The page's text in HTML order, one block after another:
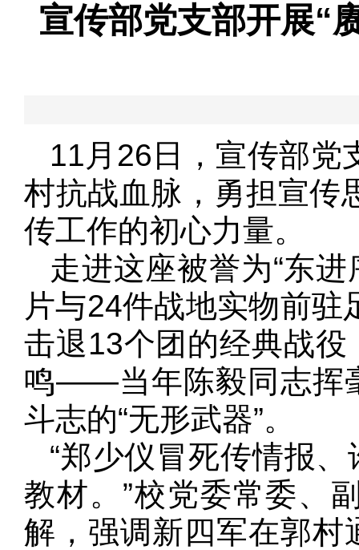
宣传部党支部开展“
11月26日，宣传部党
村抗战血脉，勇担宣传
传工作的初心力量。
走进这座被誉为“东
片与24件战地实物前
击退13个团的经典战
鸣——当年陈毅同志挥
斗志的“无形武器”。
“郑少仪冒死传情报
教材。”校党委常委、
解，强调新四军在郭村